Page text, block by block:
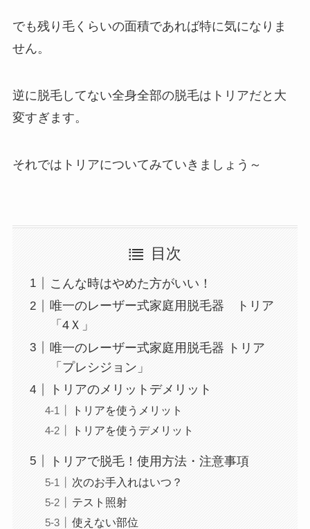
でも残り毛くらいの面積であれば特に気になりま
せん。
逆に脱毛してない全身全部の脱毛はトリアだと大
変すぎます。
それではトリアについてみていきましょう～
目次
こんな時はやめた方がいい！
唯一のレーザー式家庭用脱毛器 トリア
「4Ｘ」
唯一のレーザー式家庭用脱毛器 トリア
「プレシジョン」
トリアのメリットデメリット
トリアを使うメリット
トリアを使うデメリット
トリアで脱毛！使用方法・注意事項
次のお手入れはいつ？
テスト照射
使えない部位